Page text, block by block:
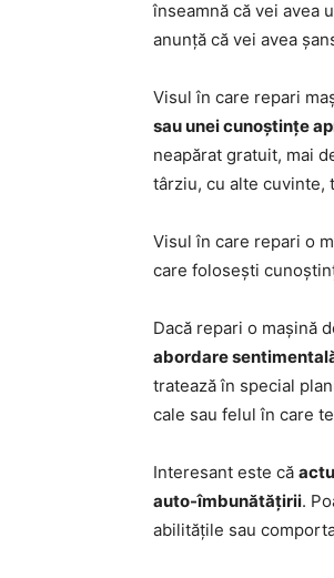
înseamnă că vei avea
anunță că vei avea
Visul în care repari
sau unei cunoștințe
neapărat gratuit, mai
târziu, cu alte cuvinte,
Visul în care repari o
care folosești
Dacă repari o mașină
abordare
tratează în special
cale sau felul în care
Interesant este că
auto-îmbunătățirii.
abilitățile sau